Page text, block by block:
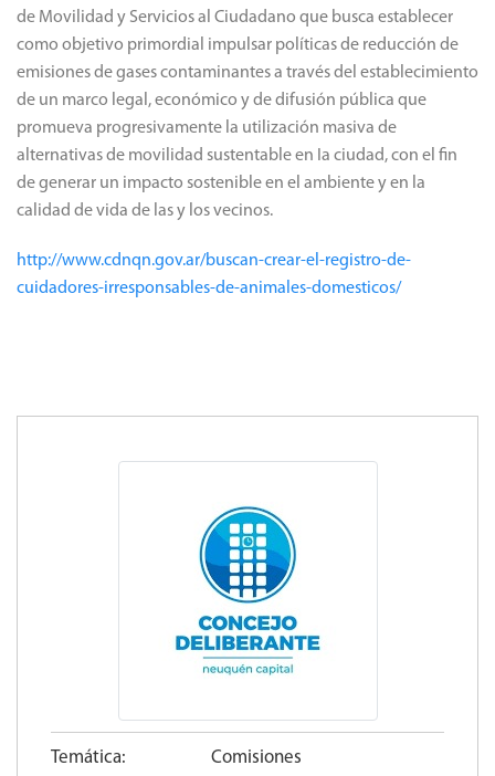
de Movilidad y Servicios al Ciudadano que busca establecer
como objetivo primordial impulsar políticas de reducción de
emisiones de gases contaminantes a través del establecimiento
de un marco legal, económico y de difusión pública que
promueva progresivamente la utilización masiva de
alternativas de movilidad sustentable en Ia ciudad, con el fin
de generar un impacto sostenible en el ambiente y en la
calidad de vida de las y los vecinos.
http://www.cdnqn.gov.ar/buscan-crear-el-registro-de-
cuidadores-irresponsables-de-animales-domesticos/
Temática: Comisiones